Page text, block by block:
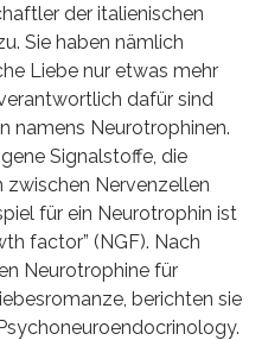
der italienischen
Sie haben nämlich
Liebe nur etwas mehr
dafür sind
namens Neurotrophinen.
Signalstoffe, die
zwischen Nervenzellen
für ein Neurotrophin ist
factor” (NGF). Nach
Neurotrophine für
berichten sie